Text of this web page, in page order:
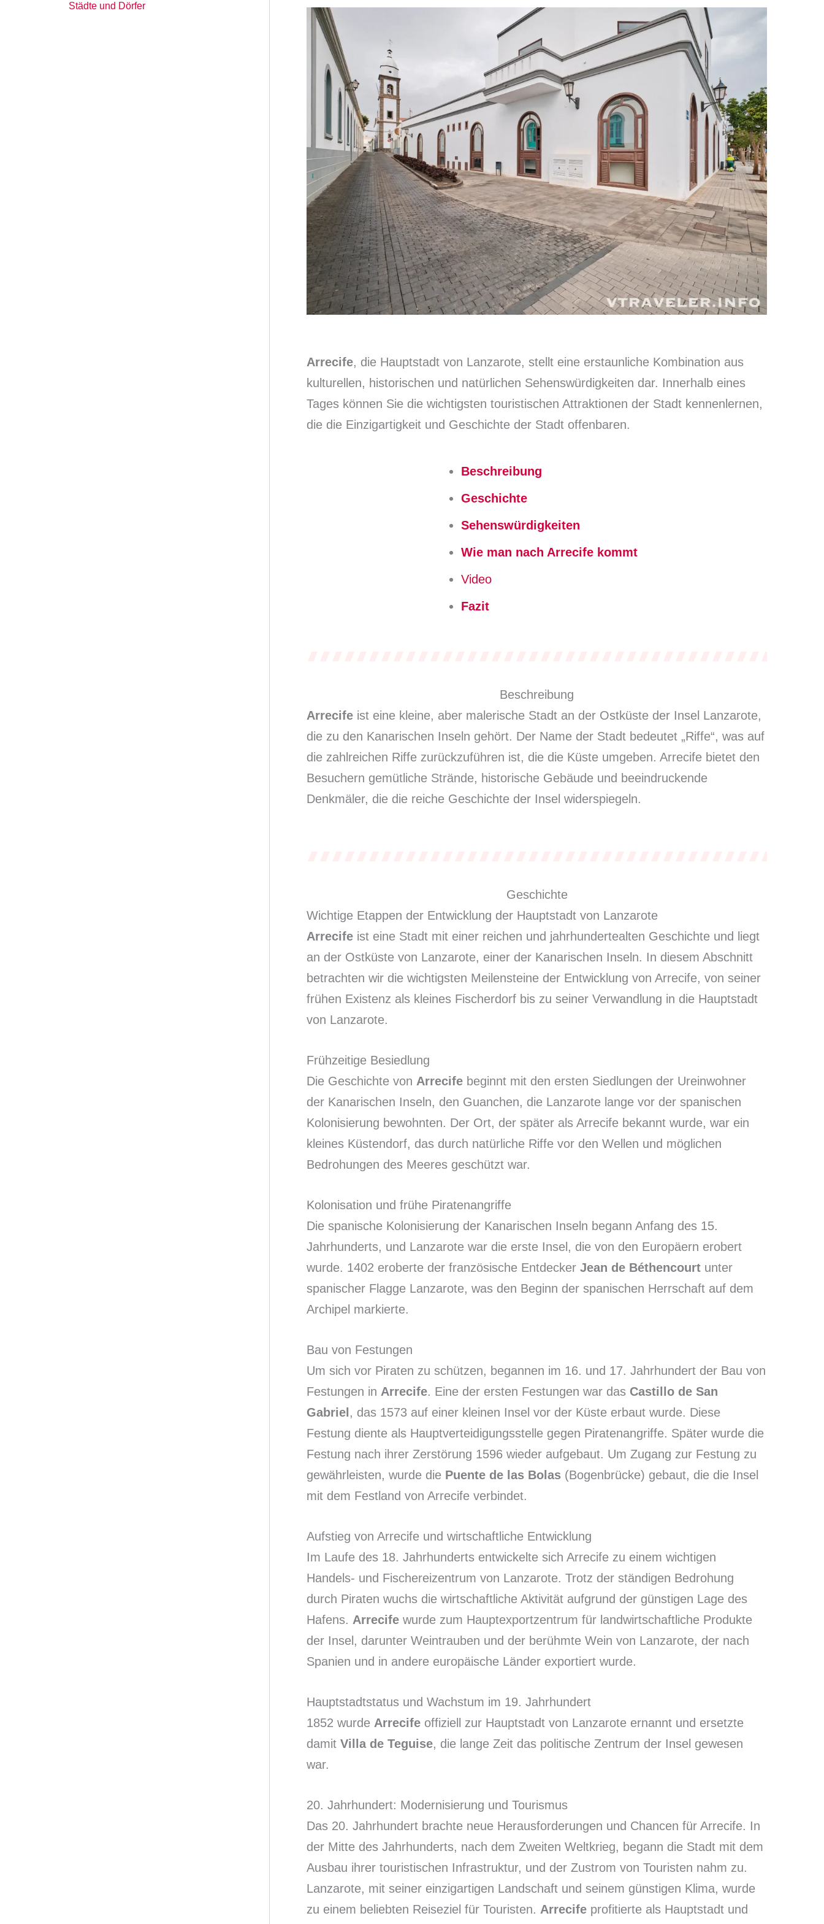
Städte und Dörfer
Arrecife, die Hauptstadt von Lanzarote, stellt eine erstaunliche Kombination aus
kulturellen, historischen und natürlichen Sehenswürdigkeiten dar. Innerhalb eines
Tages können Sie die wichtigsten touristischen Attraktionen der Stadt kennenlernen,
die die Einzigartigkeit und Geschichte der Stadt offenbaren.
Beschreibung
Geschichte
Sehenswürdigkeiten
Wie man nach Arrecife kommt
Video
Fazit
Beschreibung
Arrecife ist eine kleine, aber malerische Stadt an der Ostküste der Insel Lanzarote,
die zu den Kanarischen Inseln gehört. Der Name der Stadt bedeutet „Riffe“, was auf
die zahlreichen Riffe zurückzuführen ist, die die Küste umgeben. Arrecife bietet den
Besuchern gemütliche Strände, historische Gebäude und beeindruckende
Denkmäler, die die reiche Geschichte der Insel widerspiegeln.
Geschichte
Wichtige Etappen der Entwicklung der Hauptstadt von Lanzarote
Arrecife ist eine Stadt mit einer reichen und jahrhundertealten Geschichte und liegt
an der Ostküste von Lanzarote, einer der Kanarischen Inseln. In diesem Abschnitt
betrachten wir die wichtigsten Meilensteine der Entwicklung von Arrecife, von seiner
frühen Existenz als kleines Fischerdorf bis zu seiner Verwandlung in die Hauptstadt
von Lanzarote.
Frühzeitige Besiedlung
Die Geschichte von Arrecife beginnt mit den ersten Siedlungen der Ureinwohner
der Kanarischen Inseln, den Guanchen, die Lanzarote lange vor der spanischen
Kolonisierung bewohnten. Der Ort, der später als Arrecife bekannt wurde, war ein
kleines Küstendorf, das durch natürliche Riffe vor den Wellen und möglichen
Bedrohungen des Meeres geschützt war.
Kolonisation und frühe Piratenangriffe
Die spanische Kolonisierung der Kanarischen Inseln begann Anfang des 15.
Jahrhunderts, und Lanzarote war die erste Insel, die von den Europäern erobert
wurde. 1402 eroberte der französische Entdecker Jean de Béthencourt unter
spanischer Flagge Lanzarote, was den Beginn der spanischen Herrschaft auf dem
Archipel markierte.
Bau von Festungen
Um sich vor Piraten zu schützen, begannen im 16. und 17. Jahrhundert der Bau von
Festungen in Arrecife. Eine der ersten Festungen war das Castillo de San
Gabriel , das 1573 auf einer kleinen Insel vor der Küste erbaut wurde. Diese
Festung diente als Hauptverteidigungsstelle gegen Piratenangriffe. Später wurde die
Festung nach ihrer Zerstörung 1596 wieder aufgebaut. Um Zugang zur Festung zu
gewährleisten, wurde die Puente de las Bolas (Bogenbrücke) gebaut, die die Insel
mit dem Festland von Arrecife verbindet.
Aufstieg von Arrecife und wirtschaftliche Entwicklung
Im Laufe des 18. Jahrhunderts entwickelte sich Arrecife zu einem wichtigen
Handels- und Fischereizentrum von Lanzarote. Trotz der ständigen Bedrohung
durch Piraten wuchs die wirtschaftliche Aktivität aufgrund der günstigen Lage des
Hafens. Arrecife wurde zum Hauptexportzentrum für landwirtschaftliche Produkte
der Insel, darunter Weintrauben und der berühmte Wein von Lanzarote, der nach
Spanien und in andere europäische Länder exportiert wurde.
Hauptstadtstatus und Wachstum im 19. Jahrhundert
1852 wurde Arrecife offiziell zur Hauptstadt von Lanzarote ernannt und ersetzte
damit Villa de Teguise, die lange Zeit das politische Zentrum der Insel gewesen
war.
20. Jahrhundert: Modernisierung und Tourismus
Das 20. Jahrhundert brachte neue Herausforderungen und Chancen für Arrecife. In
der Mitte des Jahrhunderts, nach dem Zweiten Weltkrieg, begann die Stadt mit dem
Ausbau ihrer touristischen Infrastruktur, und der Zustrom von Touristen nahm zu.
Lanzarote, mit seiner einzigartigen Landschaft und seinem günstigen Klima, wurde
zu einem beliebten Reiseziel für Touristen. Arrecife profitierte als Hauptstadt und